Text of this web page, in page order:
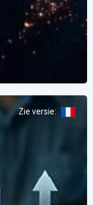
Zie versie: